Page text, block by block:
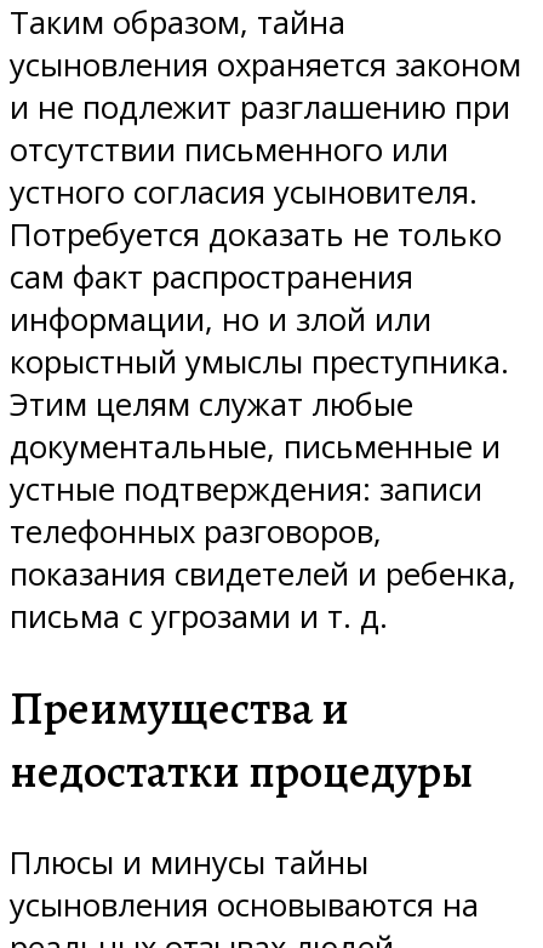
Таким образом, тайна
усыновления охраняется законом
и не подлежит разглашению при
отсутствии письменного или
устного согласия усыновителя.
Потребуется доказать не только
сам факт распространения
информации, но и злой или
корыстный умыслы преступника.
Этим целям служат любые
документальные, письменные и
устные подтверждения: записи
телефонных разговоров,
показания свидетелей и ребенка,
письма с угрозами и т. д.
Преимущества и
недостатки процедуры
Плюсы и минусы тайны
усыновления основываются на